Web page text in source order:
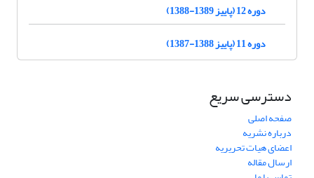
دوره 12 (پاییز 1389-1388)
دوره 11 (پاییز 1388-1387)
دسترسی سریع
صفحه اصلی
درباره نشریه
اعضای هیات تحریریه
ارسال مقاله